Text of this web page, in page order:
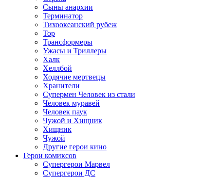
Сыны анархии
Терминатор
Тихоокеанский рубеж
Тор
Трансформеры
Ужасы и Триллеры
Халк
Хеллбой
Ходячие мертвецы
Хранители
Супермен Человек из стали
Человек муравей
Человек паук
Чужой и Хищник
Хищник
Чужой
Другие герои кино
Герои комиксов
Супергерои Марвел
Супергерои ДС